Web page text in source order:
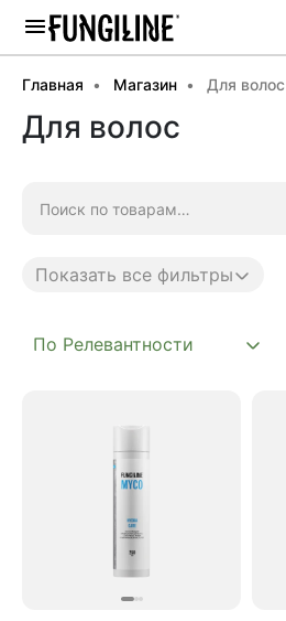
Главная Магазин Для волос
Для волос
Показать все фильтры
Mushroom
Premium
Solution